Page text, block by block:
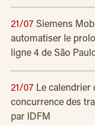
21/07 Siemens
automatiser le
ligne 4 de São
21/07 Le calendrier
concurrence des
par IDFM